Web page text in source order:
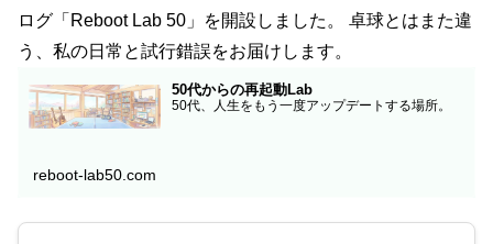
ログ「Reboot Lab 50」を開設しました。 卓球とはまた違
う、私の日常と試行錯誤をお届けします。
50代からの再起動Lab
50代、人生をもう一度アップデートする場所。
reboot-lab50.com